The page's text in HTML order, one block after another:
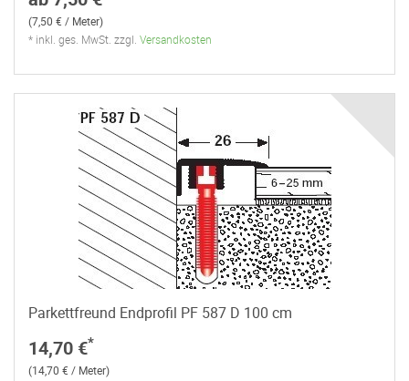
(7,50 € / Meter)
* inkl. ges. MwSt. zzgl. Versandkosten
Parkettfreund Endprofil PF 587 D 100 cm
14,70 €*
(14,70 € / Meter)